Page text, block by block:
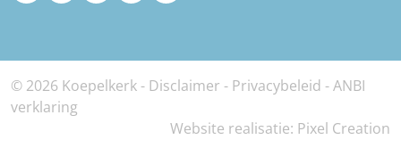
© 2026 Koepelkerk - Disclaimer - Privacybeleid -ANBI
verklaring
Website realisatie: Pixel Creation